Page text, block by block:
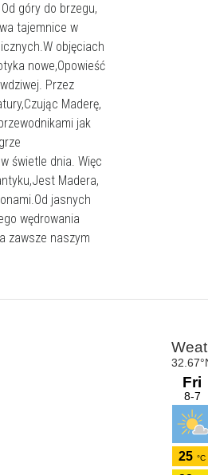
góry do brzegu,
tajemnice w
objęciach
nowe,Opowieść
Przez
Maderę,
jak
świetle dnia. Więc
Madera,
jasnych
wędrowania
zawsze naszym